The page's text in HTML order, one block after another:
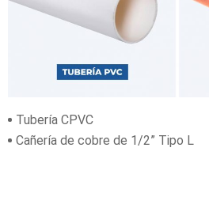
Tubería CPVC
Cañería de cobre de 1/2” Tipo L